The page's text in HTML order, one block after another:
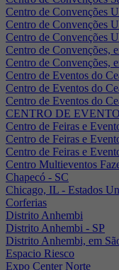
Centro de Convenções
Centro de Convenções
Centro de Convenções
Centro de Convenções,
Centro de Convenções,
Centro de Eventos do
Centro de Eventos do
Centro de Eventos do
CENTRO DE
Centro de Feiras e
Centro de Feiras e
Centro de Feiras e
Centro Multieventos
Chapecó - SC
Chicago, IL - Estados
Corferias
Distrito Anhembi
Distrito Anhembi - SP
Distrito Anhembi, em
Espacio Riesco
Expo Center Norte